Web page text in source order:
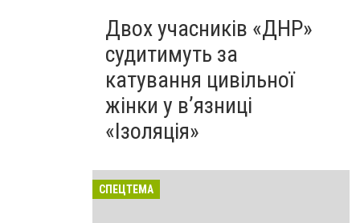
Двох учасників «ДНР»
судитимуть за
катування цивільної
жінки у в’язниці
«Ізоляція»
СПЕЦТЕМА